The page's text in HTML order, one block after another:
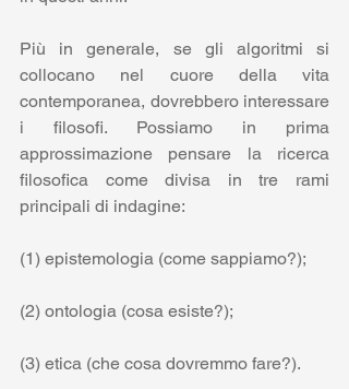
Più in generale, se gli algoritmi si
collocano nel cuore della vita
contemporanea, dovrebbero interessare
i filosofi. Possiamo in prima
approssimazione pensare la ricerca
filosofica come divisa in tre rami
principali di indagine:
(1) epistemologia (come sappiamo?);
(2) ontologia (cosa esiste?);
(3) etica (che cosa dovremmo fare?).